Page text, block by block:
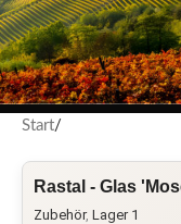
Start
Rastal - Glas
Zubehör, Lager 1